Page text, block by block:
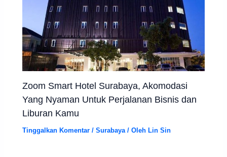
Zoom Smart Hotel Surabaya, Akomodasi
Yang Nyaman Untuk Perjalanan Bisnis dan
Liburan Kamu
Tinggalkan Komentar /Surabaya / OlehLin Sin